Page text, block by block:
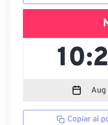
Copiar al